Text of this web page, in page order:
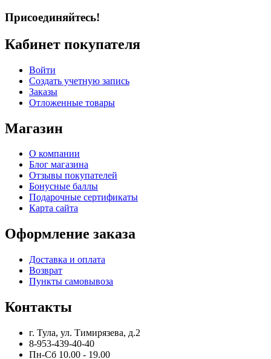
Присоединяйтесь!
Кабинет покупателя
Войти
Создать учетную запись
Заказы
Отложенные товары
Магазин
О компании
Блог магазина
Отзывы покупателей
Бонусные баллы
Подарочные сертификаты
Карта сайта
Оформление заказа
Доставка и оплата
Возврат
Пункты самовывоза
Контакты
г. Тула, ул. Тимирязева, д.2
8-953-439-40-40
Пн-Сб 10.00 - 19.00